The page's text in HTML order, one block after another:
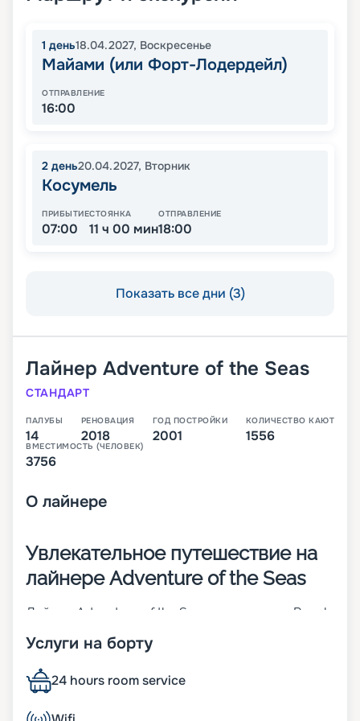
1 день18.04.2027, Воскресенье
Майами (или Форт-Лодердейл)
ОТПРАВЛЕНИЕ
16:00
2 день20.04.2027, Вторник
Косумель
ПРИБЫТИЕ
07:00
СТОЯНКА
11 ч 00 мин
ОТПРАВЛЕНИЕ
18:00
Показать все дни (3)
Лайнер Adventure of the Seas
СТАНДАРТ
ПАЛУБЫ
14
РЕНОВАЦИЯ
2018
ГОД ПОСТРОЙКИ
2001
КОЛИЧЕСТВО КАЮТ
1556
ВМЕСТИМОСТЬ (ЧЕЛОВЕК)
3756
О лайнере
Увлекательное путешествие на
лайнере Adventure of the Seas
Лайнер Adventure of the Seas от компании Royal
в Финляндии, городе Турку. Корабль прошел
готово вместить на борт до 3756 пассажиров.
Разместиться здесь можно в одной из 1556 кают
разного класса. Лайнер обладает
Услуги на борту
24 hours room service